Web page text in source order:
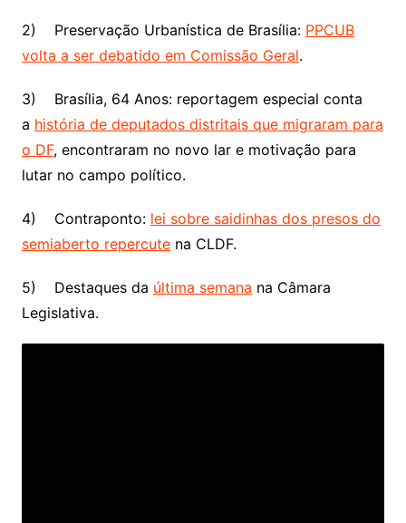
2) Preservação Urbanística de Brasília: PPCUB
volta a ser debatido em Comissão Geral.
3) Brasília, 64 Anos: reportagem especial conta
a história de deputados distritais que migraram para
o DF, encontraram no novo lar e motivação para
lutar no campo político.
4) Contraponto: lei sobre saidinhas dos presos do
semiaberto repercutena CLDF.
5) Destaques da última semana na Câmara
Legislativa.